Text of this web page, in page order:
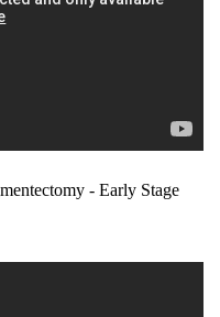
- Early Stage